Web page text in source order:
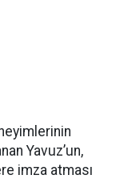
Yavuz’un,
imza atması